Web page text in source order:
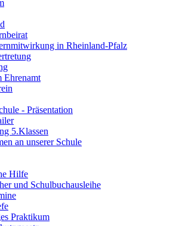
in Rheinland-Pfalz
Ehrenamt
- Präsentation
5.Klassen
an unserer Schule
Hilfe
und Schulbuchausleihe
Praktikum